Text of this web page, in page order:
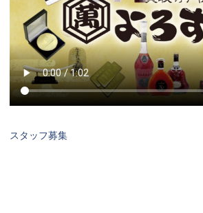
スタッフ募集